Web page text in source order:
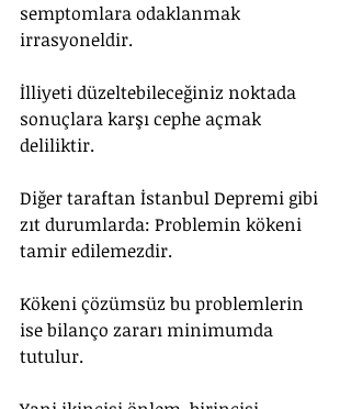
semptomlara odaklanmak
irrasyoneldir.
İlliyeti düzeltebileceğiniz noktada
sonuçlara karşı cephe açmak
deliliktir.
Diğer taraftan İstanbul Depremi gibi
zıt durumlarda: Problemin kökeni
tamir edilemezdir.
Kökeni çözümsüz bu problemlerin
ise bilanço zararı minimumda
tutulur.